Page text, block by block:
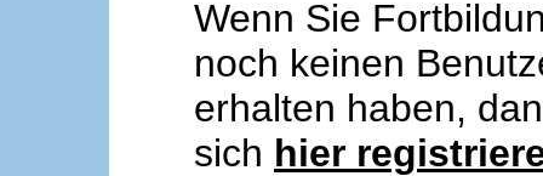
Wenn Sie
noch keinen
erhalten haben,
sich hier